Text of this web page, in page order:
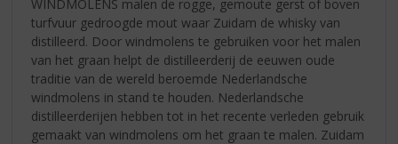
WINDMOLENS malen de rogge, gemoute gerst of boven
turfvuur gedroogde mout waar Zuidam de whisky van
distilleerd. Door windmolens te gebruiken voor het malen
van het graan helpt de distilleerderij de eeuwen oude
traditie van de wereld beroemde Nederlandsche
windmolens in stand te houden. Nederlandsche
distilleerderijen hebben tot in het recente verleden gebruik
gemaakt van windmolens om het graan te malen. Zuidam